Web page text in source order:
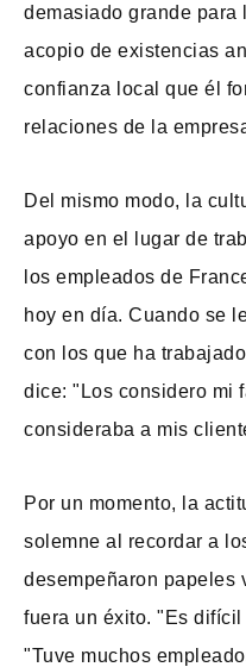
demasiado grande para
acopio de existencias
confianza local que él
relaciones de la
Del mismo modo, la
apoyo en el lugar de
los empleados de
hoy en día. Cuando se
con los que ha
dice: "Los considero mi
consideraba a mis
Por un momento, la
solemne al recordar a
desempeñaron papeles
fuera un éxito. "Es
"Tuve muchos